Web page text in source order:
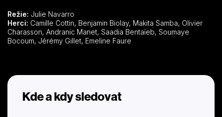
Režie: Julie Navarro
Herci:
Charasson, Andranic Manet, Saadia Bentaïeb, Soumaye
Bocoum, Jérémy Gillet, Emeline Faure
Kde a kdy sledovat